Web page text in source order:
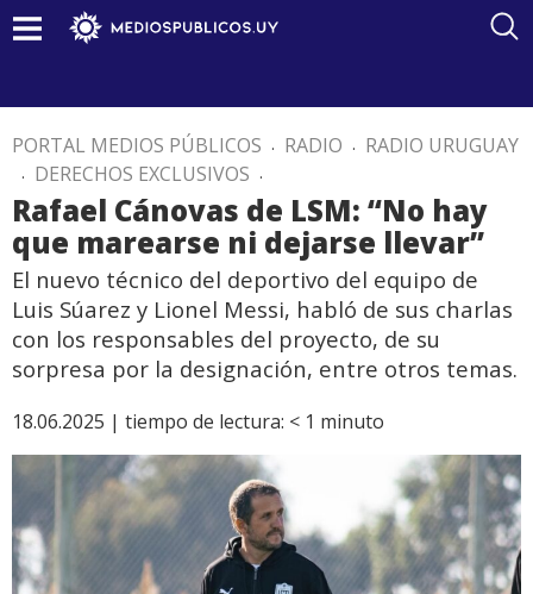
PORTAL MEDIOS PÚBLICOS . RADIO . RADIO URUGUAY
. DERECHOS EXCLUSIVOS .
Rafael Cánovas de LSM: “No hay
que marearse ni dejarse llevar”
El nuevo técnico del deportivo del equipo de
Luis Súarez y Lionel Messi, habló de sus charlas
con los responsables del proyecto, de su
sorpresa por la designación, entre otros temas.
18.06.2025 | tiempo de lectura: < 1 minuto